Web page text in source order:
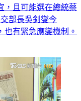
，且可能選在總統蔡
部長吳釗燮今
也有緊急應變機制。